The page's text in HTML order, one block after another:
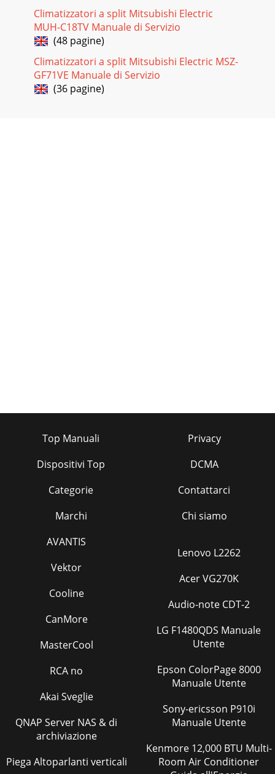
Climatizzatori a split Mitsubishi Electric
MUH-C18TV Manuale di Servizio
(48 pagine)
Climatizzatori a split Mitsubishi Electric MSZ-
GF71VE Manuale di Servizio
(36 pagine)
Top Manuali
Dispositivi Top
Categorie
Marchi
Privacy
DCMA
Contattarci
Chi siamo
AVANTIS
Vektor
Cooline
CanMore
MasterCool
RCA no
Akai Sveglie
QNAP Server NAS & di
archiviazione
Piega Altoparlanti verticali
Lenovo L2262
Acer VG270K
Audio-note CDT-2
LG F1480QDS Manuale
Utente
Epson ColorPage 8000
Manuale Utente
Sony-ericsson P910i
Manuale Utente
Kenmore 12,000 BTU Multi-
Room Air Conditioner